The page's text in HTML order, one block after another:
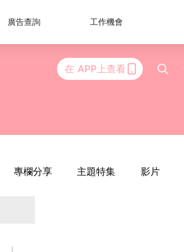
廣告查詢 工作機會
在 APP上查看
專欄分享 主題特集 影片